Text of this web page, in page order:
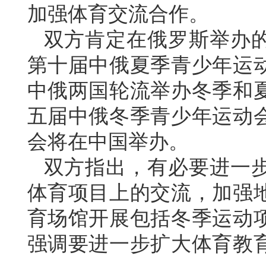
加强体育交流合作。
双方肯定在俄罗斯举办
第十届中俄夏季青少年运
中俄两国轮流举办冬季和
五届中俄冬季青少年运动
会将在中国举办。
双方指出，有必要进一
体育项目上的交流，加强
育场馆开展包括冬季运动
强调要进一步扩大体育教